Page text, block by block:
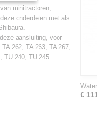
minitractoren,
onderdelen met als
aansluiting, voor
262, TA 263, TA 267,
TU 240, TU 245.
€